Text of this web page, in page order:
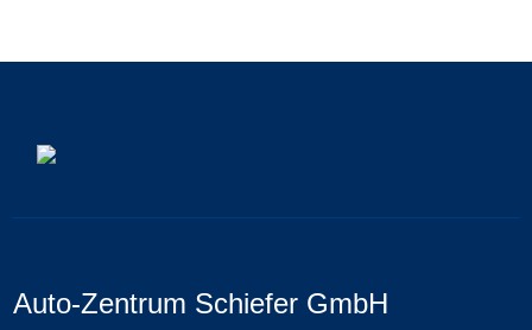
Auto-Zentrum Schiefer GmbH